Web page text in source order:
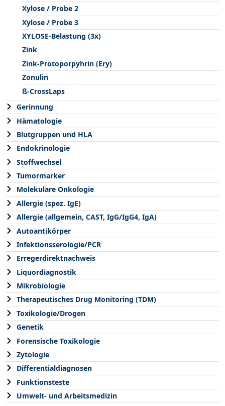
Xylose / Probe 2
Xylose / Probe 3
XYLOSE-Belastung (3x)
Zink
Zink-Protoporpyhrin (Ery)
Zonulin
ß-CrossLaps
Gerinnung
Hämatologie
Blutgruppen und HLA
Endokrinologie
Stoffwechsel
Tumormarker
Molekulare Onkologie
Allergie (spez. IgE)
Allergie (allgemein, CAST, IgG/IgG4, IgA)
Autoantikörper
Infektionsserologie/PCR
Erregerdirektnachweis
Liquordiagnostik
Mikrobiologie
Therapeutisches Drug Monitoring (TDM)
Toxikologie/Drogen
Genetik
Forensische Toxikologie
Zytologie
Differentialdiagnosen
Funktionsteste
Umwelt- und Arbeitsmedizin